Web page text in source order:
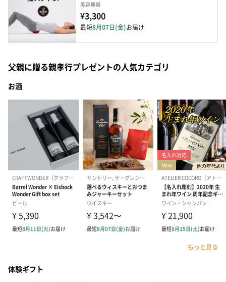
美容機器
¥3,300
最短8月07日(金)お届け
父親に贈る親孝行プレゼントの人気カテゴリ
お酒
もっと見る
体験ギフト